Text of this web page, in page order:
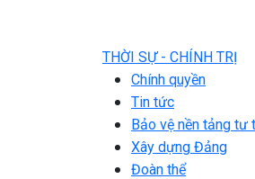
THỜI SỰ - CHÍNH TRỊ
Chính quyền
Tin tức
Bảo vệ nền tảng
Xây dựng Đảng
Đoàn thể